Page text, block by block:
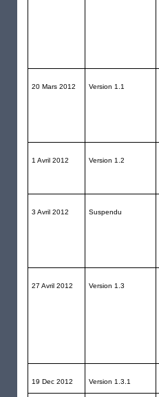
20 Mars 2012 Version 1.1
1 Avril 2012 Version 1.2
3 Avril 2012 Suspendu
27 Avril 2012 Version 1.3
19 Dec 2012 Version 1.3.1